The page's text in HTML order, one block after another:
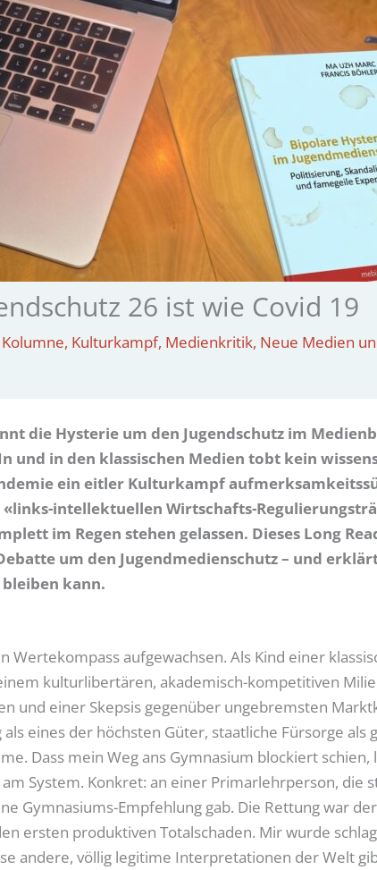
26 ist wie Covid 19
Kolumne, Kulturkampf, Medienkritik, Neue Medien
die Hysterie um den Jugendschutz im
und in den klassischen Medien tobt kein
ein eitler Kulturkampf
intellektuellen Wirtschafts-
im Regen stehen gelassen. Dieses Long
um den Jugendmedienschutz – und
kann.
aufgewachsen. Als Kind einer
kulturlibertären, akademisch-kompetitiven
und einer Skepsis gegenüber ungebremsten
eines der höchsten Güter, staatliche Fürsorge als
Dass mein Weg ans Gymnasium blockiert
System. Konkret: an einer Primarlehrperson, die
Gymnasiums-Empfehlung gab. Die Rettung war
ersten produktiven Totalschaden. Mir wurde
andere, völlig legitime Interpretationen der Welt